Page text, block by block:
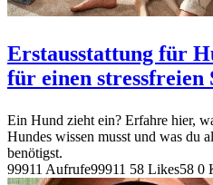
Erstausstattung für
für einen stressfreien
Ein Hund zieht ein? Erfahre hier,
Hundes wissen musst und was du
benötigst.
99911 Aufrufe99911 58 Likes58 0